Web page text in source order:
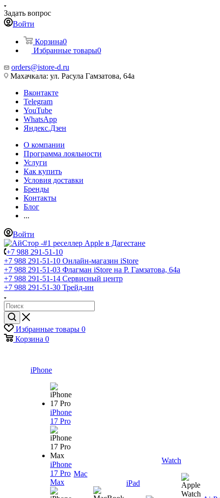
Задать вопрос
Войти
Корзина0
Избранные товары0
orders@istore-d.ru
Махачкала: ул. Расула Гамзатова, 64а
Вконтакте
Telegram
YouTube
WhatsApp
Яндекс.Дзен
О компании
Программа лояльности
Услуги
Как купить
Условия доставки
Бренды
Контакты
Блог
...
Войти
+7 988 291-51-10
+7 988 291-51-10 Онлайн-магазин iStore
+7 988 291-51-03 Флагман iStore на Р. Гамзатова, 64а
+7 988 291-51-14 Сервисный центр
+7 988 291-51-30 Трейд-ин
Избранные товары 0
Корзина 0
iPhone
iPhone
17 Pro
iPhone
17 Pro
Max
Mac
iPad
Watch